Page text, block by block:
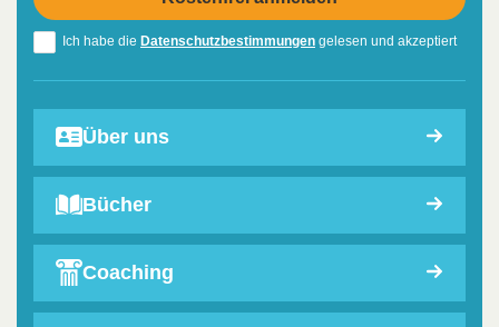
Ich habe die Datenschutzbestimmungen gelesen und akzeptiert
Über uns
Bücher
Coaching